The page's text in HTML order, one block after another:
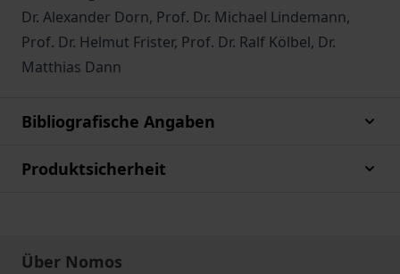
Dr. Alexander Dorn, Prof. Dr. Michael Lindemann,
Prof. Dr. Helmut Frister, Prof. Dr. Ralf Kölbel, Dr.
Matthias Dann
Bibliografische Angaben
Produktsicherheit
Über Nomos